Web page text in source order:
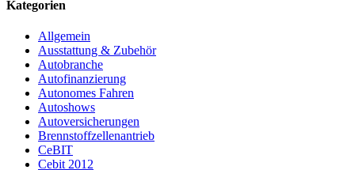
Kategorien
Allgemein
Ausstattung & Zubehör
Autobranche
Autofinanzierung
Autonomes Fahren
Autoshows
Autoversicherungen
Brennstoffzellenantrieb
CeBIT
Cebit 2012